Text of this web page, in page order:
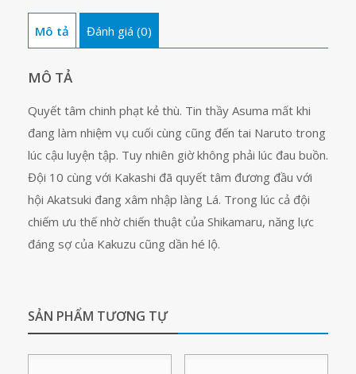
Mô tả Đánh giá (0)
MÔ TẢ
Quyết tâm chinh phạt kẻ thù. Tin thầy Asuma mất khi
đang làm nhiệm vụ cuối cùng cũng đến tai Naruto trong
lúc cậu luyện tập. Tuy nhiên giờ không phải lúc đau buồn.
Đội 10 cùng với Kakashi đã quyết tâm đương đầu với
hội Akatsuki đang xâm nhập làng Lá. Trong lúc cả đội
chiếm ưu thế nhờ chiến thuật của Shikamaru, năng lực
đáng sợ của Kakuzu cũng dần hé lộ.
SẢN PHẨM TƯƠNG TỰ